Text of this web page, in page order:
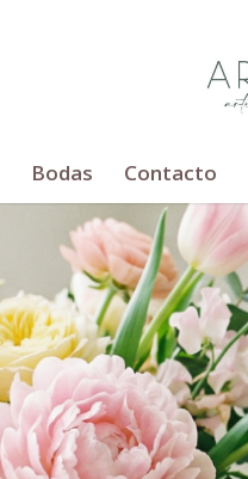
Bodas Contacto